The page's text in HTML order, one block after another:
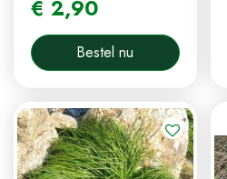
€ 2,90
Bestel nu